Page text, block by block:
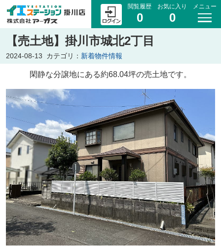
閲覧履歴
0
お気に入り
0
メニュー
【売土地】掛川市城北2丁目
2024-08-13 カテゴリ： 新着物件情報
閑静な分譲地にある約68.04坪の売土地です。